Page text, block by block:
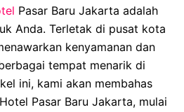
Pasar Baru Jakarta adalah
Anda. Terletak di pusat kota
kenyamanan dan
tempat menarik di
ini, kami akan membahas
Pasar Baru Jakarta, mulai